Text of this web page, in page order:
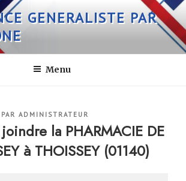
GENERALISTE PAR
Menu
PAR ADMINISTRATEUR
la PHARMACIE DE
à THOISSEY (01140)